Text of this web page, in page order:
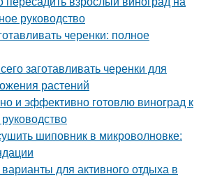
руководство
черенки: полное
заготавливать черенки для
растений
и эффективно готовлю виноград к
шиповник в микроволновке:
для активного отдыха в